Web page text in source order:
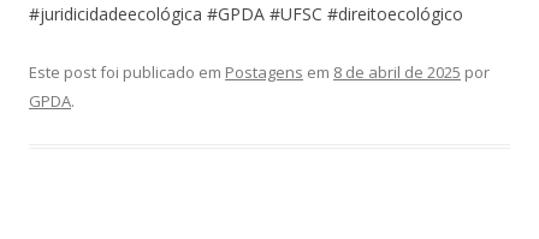
#juridicidadeecológica #GPDA #UFSC #direitoecológico
Este post foi publicado em Postagens em 8 de abril de 2025 por
GPDA.